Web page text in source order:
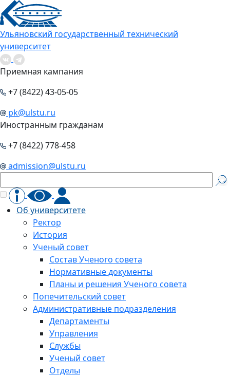
Ульяновский государственный технический
университет
Приемная кампания
+7 (8422) 43-05-05
pk@ulstu.ru
Иностранным гражданам
+7 (8422) 778-458
admission@ulstu.ru
Об университете
Ректор
История
Ученый совет
Состав Ученого совета
Нормативные документы
Планы и решения Ученого совета
Попечительский совет
Административные подразделения
Департаменты
Управления
Службы
Ученый совет
Отделы